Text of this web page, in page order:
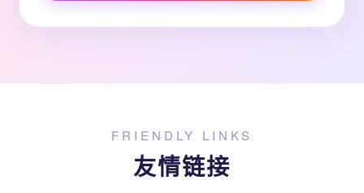
FRIENDLY LINKS
友情链接